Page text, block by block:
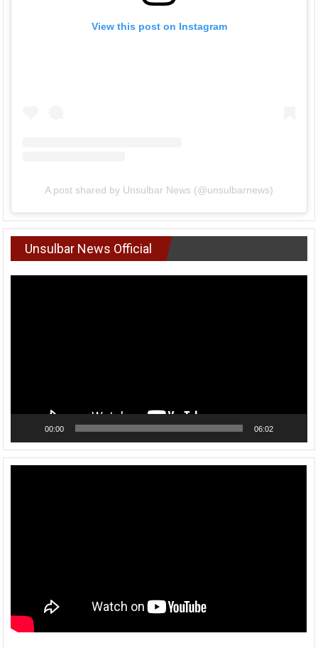
View this post on Instagram
A post shared by Unsulbar News (@unsulbarnews)
Unsulbar News Official
00:00 06:02